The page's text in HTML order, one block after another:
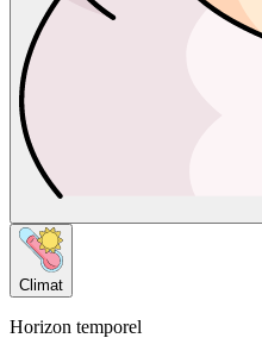
Climat
Horizon temporel